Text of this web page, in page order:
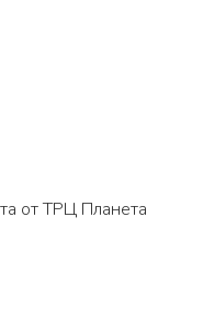
от ТРЦ Планета